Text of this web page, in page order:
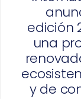
edición
una
y de